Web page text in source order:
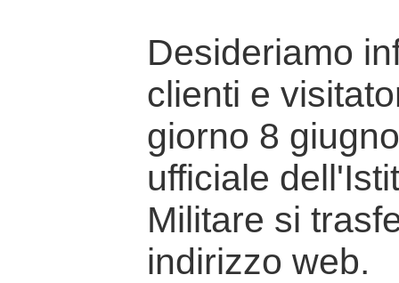
Desideriamo
clienti e
giorno 8
ufficiale
Militare si
indirizzo web.